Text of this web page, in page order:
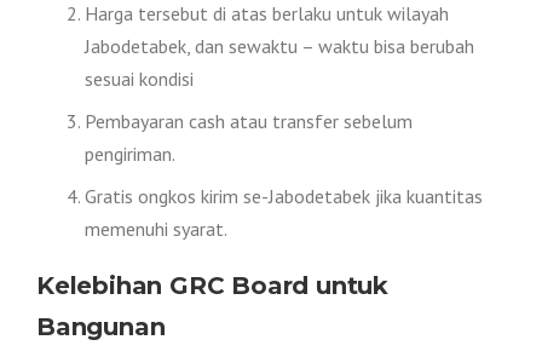
Harga tersebut di atas berlaku untuk wilayah
Jabodetabek, dan sewaktu – waktu bisa berubah
sesuai kondisi
Pembayaran cash atau transfer sebelum
pengiriman.
Gratis ongkos kirim se-Jabodetabek jika kuantitas
memenuhi syarat.
Kelebihan GRC Board untuk
Bangunan